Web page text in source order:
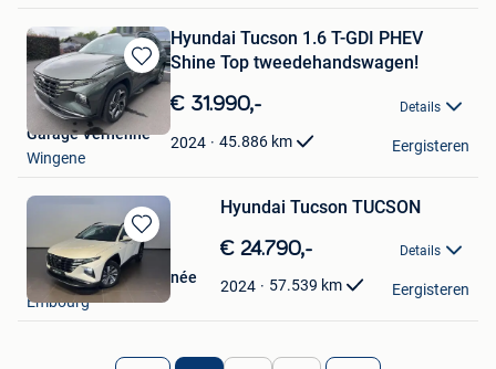
Bewaren
in
Mijn
Favorieten
Hyundai Tucson 1.6 T-GDI PHEV
Shine Top tweedehandswagen!
€ 31.990,- Details
2024 45.886 km
Garage Verhenne
Wingene
Eergisteren
Bewaren
in
Mijn
Favorieten
Hyundai Tucson TUCSON
€ 24.790,- Details
2024 57.539 km
Peugeot Schyns Chenée
Embourg
Eergisteren